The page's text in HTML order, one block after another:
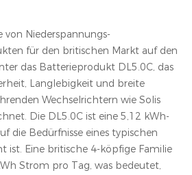
von Niederspannungs-
für den britischen Markt auf den
das Batterieprodukt DL5.0C, das
Langlebigkeit und breite
Wechselrichtern wie Solis
Die DL5.0C ist eine 5,12 kWh-
die Bedürfnisse eines typischen
ist. Eine britische 4-köpfige Familie
Strom pro Tag, was bedeutet,